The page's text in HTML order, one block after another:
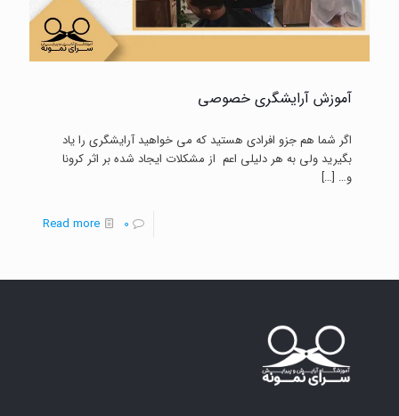
آموزش آرایشگری خصوصی
اگر شما هم جزو افرادی هستید که می خواهید آرایشگری را یاد
بگیرید ولی به هر دلیلی اعم از مشکلات ایجاد شده بر اثر کرونا
و… […]
0
Read more
-